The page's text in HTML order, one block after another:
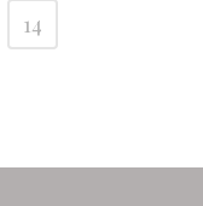
14